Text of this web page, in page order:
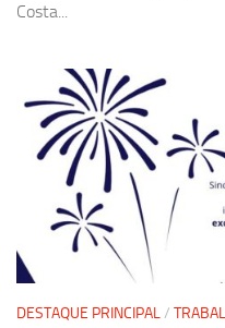
Costa...
DESTAQUE PRINCIPAL/